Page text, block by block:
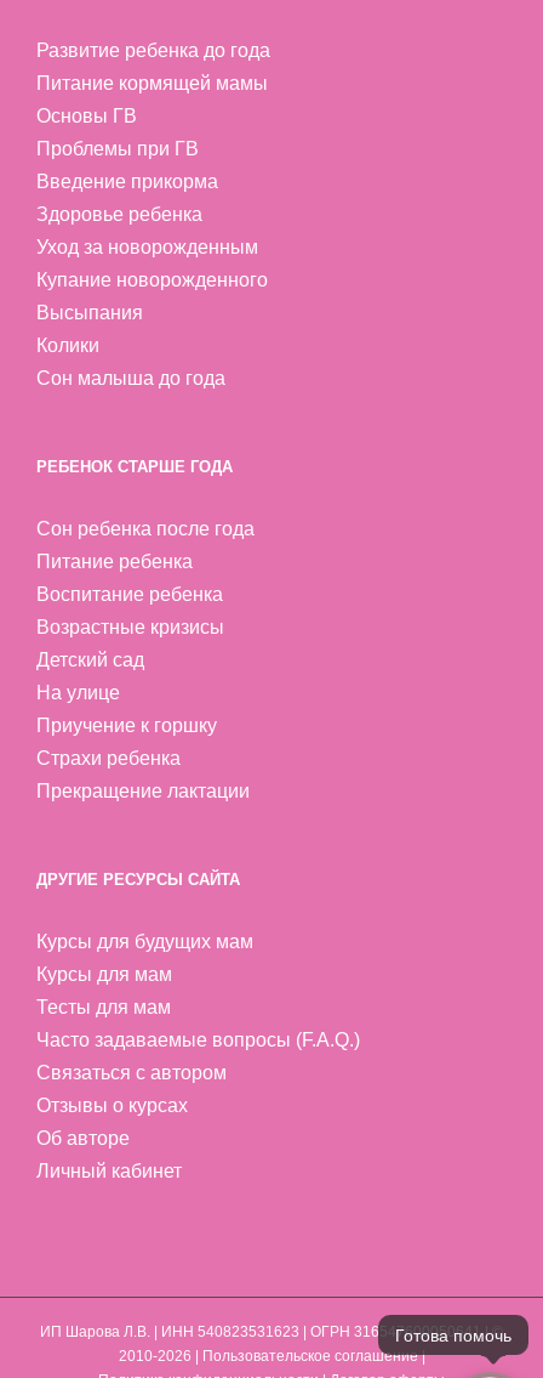
Развитие ребенка до года
Питание кормящей мамы
Основы ГВ
Проблемы при ГВ
Введение прикорма
Здоровье ребенка
Уход за новорожденным
Купание новорожденного
Высыпания
Колики
Сон малыша до года
РЕБЕНОК СТАРШЕ ГОДА
Сон ребенка после года
Питание ребенка
Воспитание ребенка
Возрастные кризисы
Детский сад
На улице
Приучение к горшку
Страхи ребенка
Прекращение лактации
ДРУГИЕ РЕСУРСЫ САЙТА
Курсы для будущих мам
Курсы для мам
Тесты для мам
Часто задаваемые вопросы (F.A.Q.)
Связаться с автором
Отзывы о курсах
Об авторе
Личный кабинет
ИП Шарова Л.В. | ИНН 540823531623 | ОГРН 316547600050641 | ©
2010-2026 |
Пользовательское соглашение|